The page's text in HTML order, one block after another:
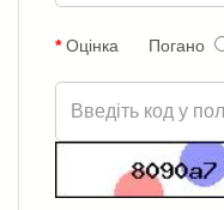
Оцінка Погано